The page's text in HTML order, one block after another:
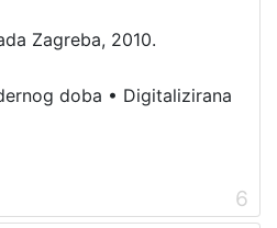
Zagreba, 2010.
doba • Digitalizirana
6